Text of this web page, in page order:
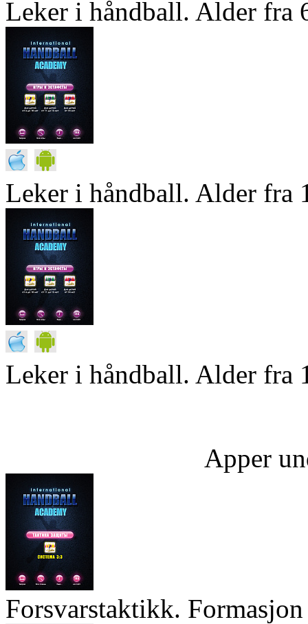
Leker i håndball. Alder fra
Leker i håndball. Alder fra
Leker i håndball. Alder fra
Apper
Forsvarstaktikk.